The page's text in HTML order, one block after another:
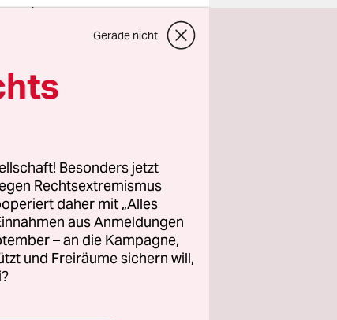
ein
Gerade nicht
Besonders jetzt
Rechtsextremismus
daher mit „Alles
aus Anmeldungen
– an die Kampagne,
und Freiräume sichern will,